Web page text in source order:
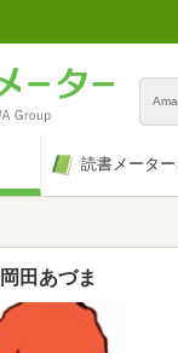
読書メーター
岡田あづま